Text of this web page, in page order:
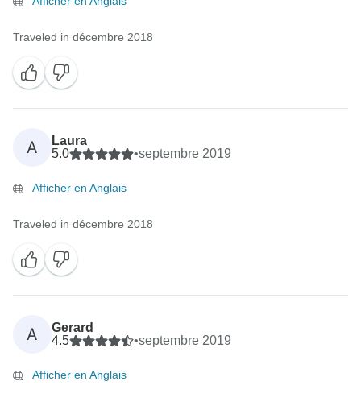
Traveled in décembre 2018
A
Laura
5.0
•septembre 2019
Afficher en Anglais
Traveled in décembre 2018
A
Gerard
4.5
•septembre 2019
Afficher en Anglais